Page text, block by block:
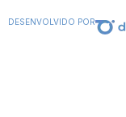
DESENVOLVIDO POR